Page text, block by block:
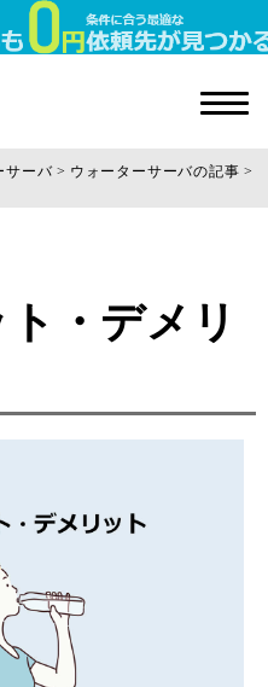
サーバ ウォーターサーバの記事
・デメリ